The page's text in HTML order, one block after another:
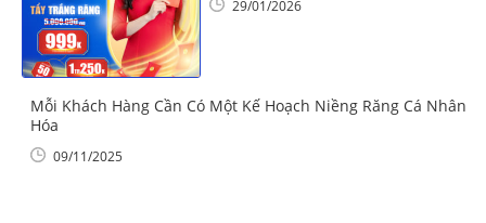
29/01/2026
Mỗi Khách Hàng Cần Có Một Kế Hoạch Niềng Răng Cá Nhân
Hóa
09/11/2025